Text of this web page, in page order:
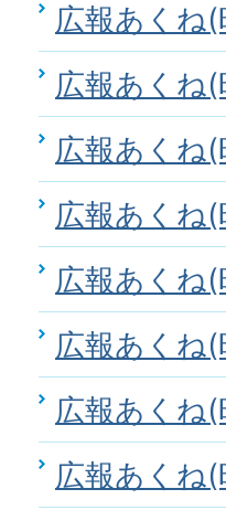
広報あくね
広報あくね
広報あくね
広報あくね(
広報あくね
広報あくね
広報あくね
広報あくね